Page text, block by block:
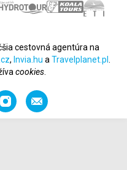
cestovná agentúra na
, Invia.hu a Travelplanet.pl
cookies.
InstagramOdporučiť